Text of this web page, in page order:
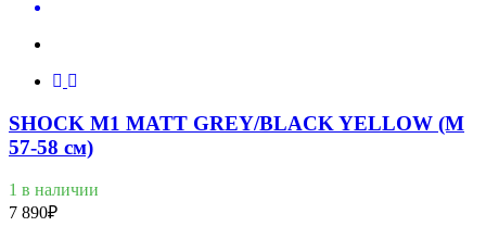
SHOCK M1 MATT GREY/BLACK YELLOW (M
57-58 см)
1 в наличии
7 890₽